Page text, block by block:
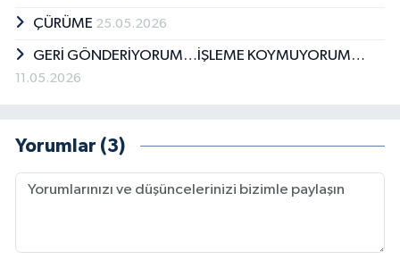
ÇÜRÜME 25.05.2026
GERİ GÖNDERİYORUM…İŞLEME KOYMUYORUM…
11.05.2026
Yorumlar (3)